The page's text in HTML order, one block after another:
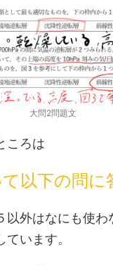
大問2問題文
ころは
以下の問に
以外はなにも使わ
います。